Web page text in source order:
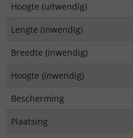
Hoogte (uitwendig)
Lengte (inwendig)
Breedte (inwendig)
Hoogte (inwendig)
Bescherming
Plaatsing